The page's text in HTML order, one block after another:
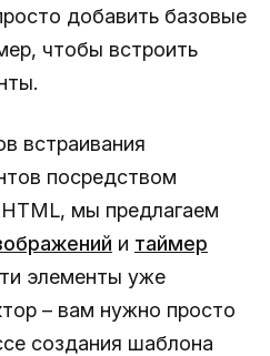
добавить базовые
чтобы встроить
встраивания
посредством
мы предлагаем
и таймер
элементы уже
– вам нужно просто
создания шаблона